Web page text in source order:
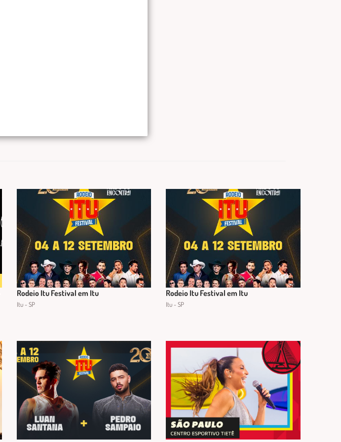
Rodeio Itu Festival em Itu
Itu - SP
Rodeio Itu Festival em Itu
Itu - SP